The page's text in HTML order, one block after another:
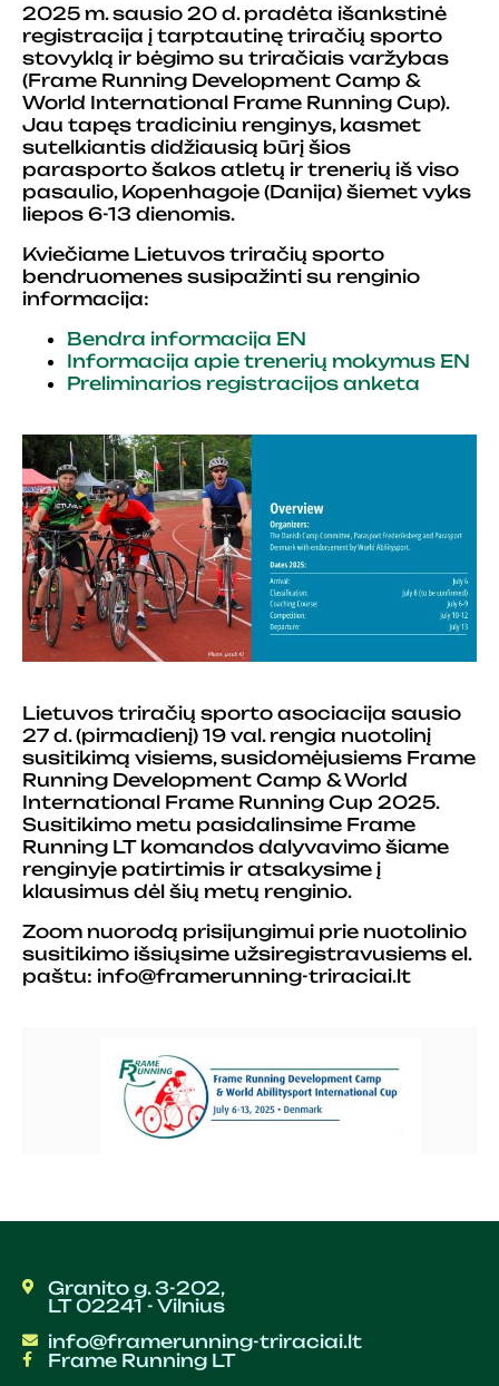
2025 m. sausio 20 d. pradėta išankstinė
registracija į tarptautinę triračių sporto
stovyklą ir bėgimo su triračiais varžybas
(Frame Running Development Camp &
World International Frame Running Cup).
Jau tapęs tradiciniu renginys, kasmet
sutelkiantis didžiausią būrį šios
parasporto šakos atletų ir trenerių iš viso
pasaulio, Kopenhagoje (Danija) šiemet vyks
liepos 6-13 dienomis.
Kviečiame Lietuvos triračių sporto
bendruomenes susipažinti su renginio
informacija:
Bendra informacija EN
Informacija apie trenerių mokymus EN
Preliminarios registracijos anketa
Lietuvos triračių sporto asociacija sausio
27 d. (pirmadienį) 19 val. rengia nuotolinį
susitikimą visiems, susidomėjusiems Frame
Running Development Camp & World
International Frame Running Cup 2025.
Susitikimo metu pasidalinsime Frame
Running LT komandos dalyvavimo šiame
renginyje patirtimis ir atsakysime į
klausimus dėl šių metų renginio.
Zoom nuorodą prisijungimui prie nuotolinio
susitikimo išsiųsime užsiregistravusiems el.
paštu: info@framerunning-triraciai.lt
Granito g. 3-202,
LT 02241 - Vilnius
info@framerunning-triraciai.lt
Frame Running LT